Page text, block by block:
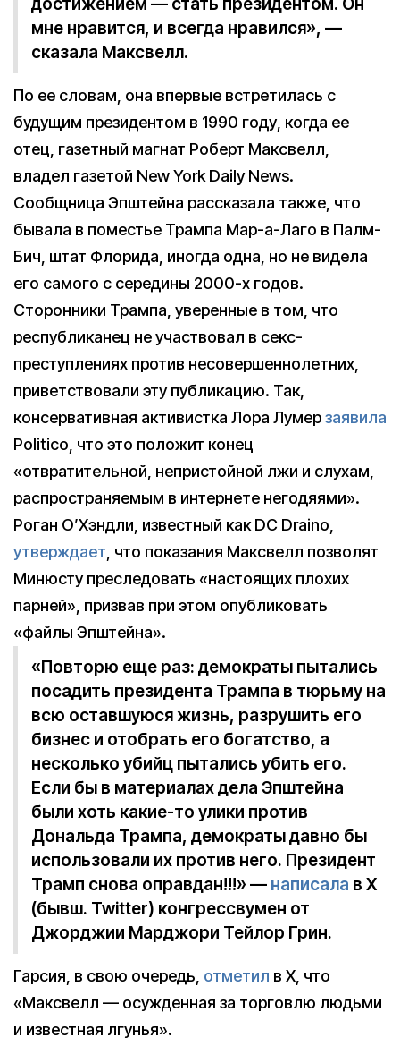
достижением — стать президентом. Он
мне нравится, и всегда нравился», —
сказала Максвелл.
По ее словам, она впервые встретилась с
будущим президентом в 1990 году, когда ее
отец, газетный магнат Роберт Максвелл,
владел газетой New York Daily News.
Сообщница Эпштейна рассказала также, что
бывала в поместье Трампа Мар-а-Лаго в Палм-
Бич, штат Флорида, иногда одна, но не видела
его самого с середины 2000-х годов.
Сторонники Трампа, уверенные в том, что
республиканец не участвовал в секс-
преступлениях против несовершеннолетних,
приветствовали эту публикацию. Так,
консервативная активистка Лора Лумерзаявила
Politico, что это положит конец
«отвратительной, непристойной лжи и слухам,
распространяемым в интернете негодяями».
Роган О’Хэндли, известный как DC Draino,
утверждает, что показания Максвелл позволят
Минюсту преследовать «настоящих плохих
парней», призвав при этом опубликовать
«файлы Эпштейна».
«Повторю еще раз: демократы пытались
посадить президента Трампа в тюрьму на
всю оставшуюся жизнь, разрушить его
бизнес и отобрать его богатство, а
несколько убийц пытались убить его.
Если бы в материалах дела Эпштейна
были хоть какие-то улики против
Дональда Трампа, демократы давно бы
использовали их против него. Президент
Трамп снова оправдан!!!» — написала в X
(бывш. Twitter) конгрессвумен от
Джорджии Марджори Тейлор Грин.
Гарсия, в свою очередь, отметил в X, что
«Максвелл — осужденная за торговлю людьми
и известная лгунья».